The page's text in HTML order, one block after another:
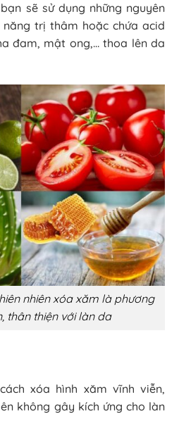
sẽ sử dụng những nguyên
trị thâm hoặc chứa acid
đam, mật ong,… thoa lên da
nhiên xóa xăm là phương
thân thiện với làn da
xóa hình xăm vĩnh viễn,
không gây kích ứng cho làn